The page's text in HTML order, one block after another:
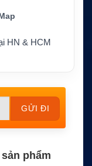
HN & HCM
Please
empty.
phẩm